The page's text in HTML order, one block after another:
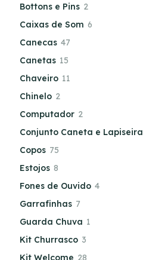
Bottons e Pins 2
Caixas de Som 6
Canecas 47
Canetas 15
Chaveiro 11
Chinelo 2
Computador 2
Conjunto Caneta e Lapiseira
Copos 75
Estojos 8
Fones de Ouvido 4
Garrafinhas 7
Guarda Chuva 1
Kit Churrasco 3
Kit Welcome 28